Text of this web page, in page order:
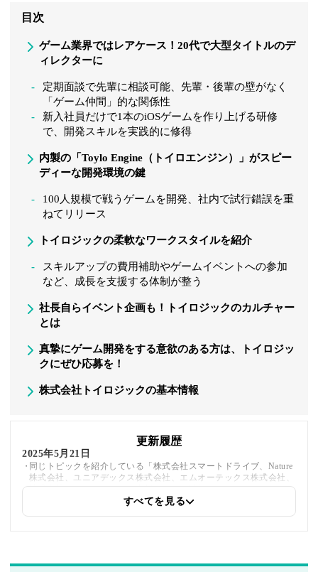
目次
ゲーム業界ではレアケース！20代で大型タイトルのデ
ィレクターに
定期面談で先輩に相談可能、先輩・後輩の壁がなく
「ゲーム仲間」的な関係性
新入社員だけで1本のiOSゲームを作り上げる研修
で、開発スキルを実践的に修得
内製の「Toylo Engine（トイロエンジン）」がスピー
ディーな開発環境の鍵
100人規模で戦うゲームを開発、社内で試行錯誤を重
ねてリリース
トイロジックの柔軟なワークスタイルを紹介
スキルアップの費用補助やゲームイベントへの参加
など、成長を支援する体制が整う
社長自らイベント企画も！トイロジックのカルチャー
とは
真摯にゲーム開発をする意欲のある方は、トイロジッ
クにぜひ応募を！
株式会社トイロジックの基本情報
更新履歴
2025年5月21日
同じトピックを紹介している「株式会社スマートドライブ、Nature
株式会社、ユニアデックス株式会社、エムオーテックス株式会社、
株式会社フォリウム」への内部リンクを追加しました
すべてを見る